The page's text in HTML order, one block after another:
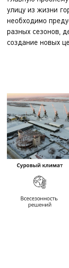
улицу из жизни
необходимо
разных сезонов,
создание новых